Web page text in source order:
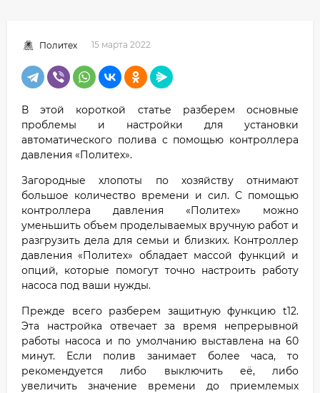
Политех 15 марта 2022
В этой короткой статье разберем основные
проблемы и настройки для установки
автоматического полива с помощью контроллера
давления «Политех».
Загородные хлопоты по хозяйству отнимают
большое количество времени и сил. С помощью
контроллера давления «Политех» можно
уменьшить объем проделываемых вручную работ и
разгрузить дела для семьи и близких. Контроллер
давления «Политех» обладает массой функций и
опций, которые помогут точно настроить работу
насоса под ваши нужды.
Прежде всего разберем защитную функцию t12.
Эта настройка отвечает за время непрерывной
работы насоса и по умолчанию выставлена на 60
минут. Если полив занимает более часа, то
рекомендуется либо выключить её, либо
увеличить значение времени до приемлемых